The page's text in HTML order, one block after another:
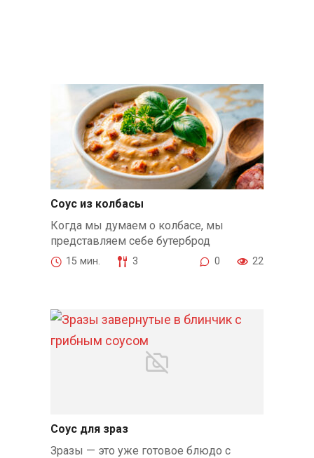
Соус из колбасы
Когда мы думаем о колбасе, мы
представляем себе бутерброд
15 мин. 3 0 22
Соус для зраз
Зразы — это уже готовое блюдо с